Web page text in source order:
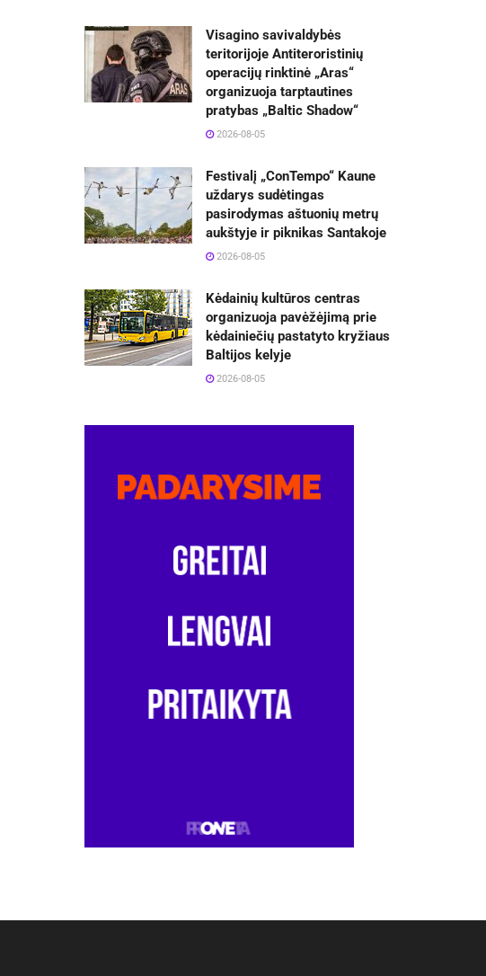
Visagino savivaldybės
teritorijoje Antiteroristinių
operacijų rinktinė „Aras“
organizuoja tarptautines
pratybas „Baltic Shadow“
2026-08-05
Festivalį „ConTempo“ Kaune
uždarys sudėtingas
pasirodymas aštuonių metrų
aukštyje ir piknikas Santakoje
2026-08-05
Kėdainių kultūros centras
organizuoja pavėžėjimą prie
kėdainiečių pastatyto kryžiaus
Baltijos kelyje
2026-08-05